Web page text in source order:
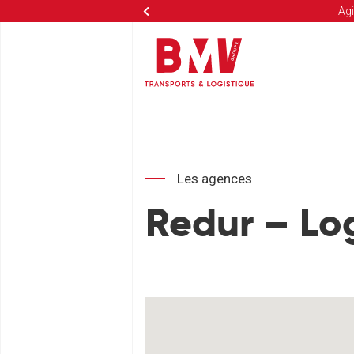
Les agences
Redur –